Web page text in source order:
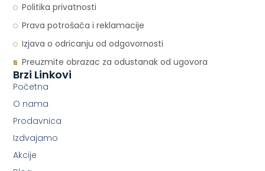
Politika privatnosti
Prava potrošača i reklamacije
Izjava o odricanju od odgovornosti
Preuzmite obrazac za odustanak od ugovora
Brzi Linkovi
Početna
O nama
Prodavnica
Izdvajamo
Akcije